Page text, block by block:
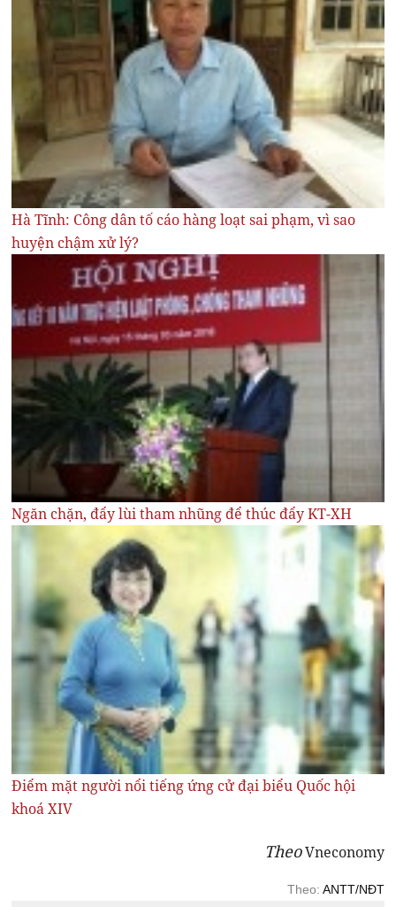
Hà Tĩnh: Công dân tố cáo hàng loạt sai phạm, vì sao
huyện chậm xử lý?
Ngăn chặn, đẩy lùi tham nhũng để thúc đẩy KT-XH
Điểm mặt người nổi tiếng ứng cử đại biểu Quốc hội
khoá XIV
TheoVneconomy
Theo: ANTT/NĐT